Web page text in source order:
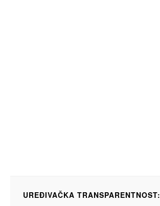
UREĐIVAČKA TRANSPARENTNOST: